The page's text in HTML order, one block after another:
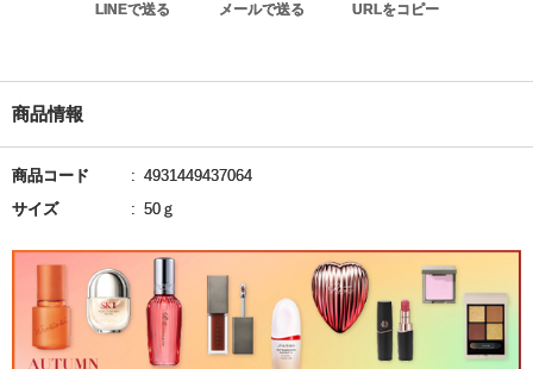
LINEで送る メールで送る URLをコピー
商品情報
商品コード
4931449437064
サイズ
50ｇ